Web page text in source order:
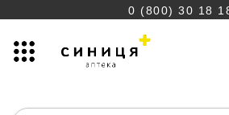
0 (800) 30 18